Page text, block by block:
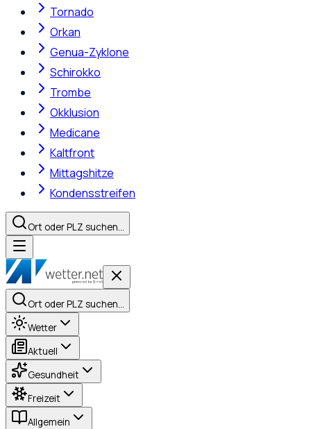
Tornado
Orkan
Genua-Zyklone
Schirokko
Trombe
Okklusion
Medicane
Kaltfront
Mittagshitze
Kondensstreifen
Ort oder PLZ suchen…
Ort oder PLZ suchen…
Wetter
Aktuell
Gesundheit
Freizeit
Allgemein